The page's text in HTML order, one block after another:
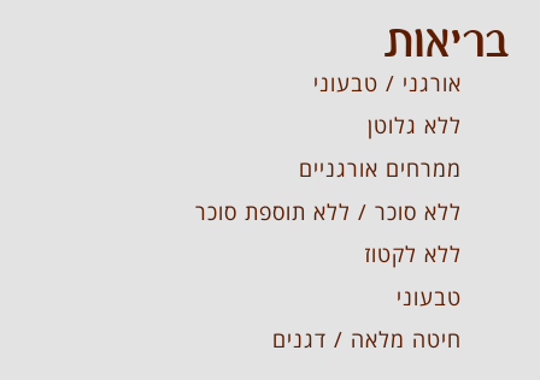
בריאות
אורגני / טבעוני
ללא גלוטן
ממרחים אורגניים
ללא סוכר / ללא תוספת סוכר
ללא לקטוז
טבעוני
חיטה מלאה / דגנים